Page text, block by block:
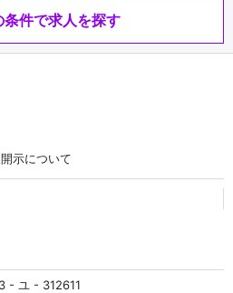
条件で求人を探す
示について
- ユ - 312611